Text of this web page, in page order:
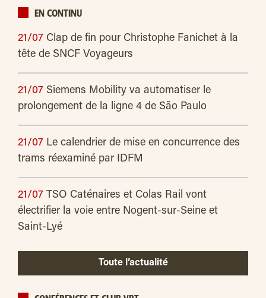
EN CONTINU
21/07 Clap de fin pour Christophe Fanichet à la
tête de SNCF Voyageurs
21/07 Siemens Mobility va automatiser le
prolongement de la ligne 4 de São Paulo
21/07 Le calendrier de mise en concurrence des
trams réexaminé par IDFM
21/07 TSO Caténaires et Colas Rail vont
électrifier la voie entre Nogent-sur-Seine et
Saint-Lyé
Toute l’actualité